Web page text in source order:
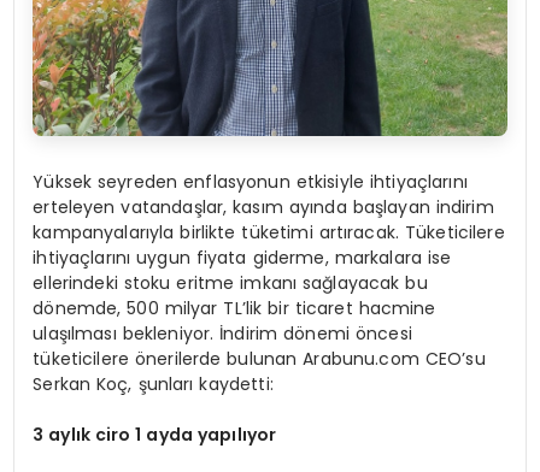
Yüksek seyreden enflasyonun etkisiyle ihtiyaçlarını
erteleyen vatandaşlar, kasım ayında başlayan indirim
kampanyalarıyla birlikte tüketimi artıracak. Tüketicilere
ihtiyaçlarını uygun fiyata giderme, markalara ise
ellerindeki stoku eritme imkanı sağlayacak bu
dönemde, 500 milyar TL’lik bir ticaret hacmine
ulaşılması bekleniyor. İndirim dönemi öncesi
tüketicilere önerilerde bulunan Arabunu.com CEO’su
Serkan Koç, şunları kaydetti:
3 aylık ciro 1 ayda yapılıyor